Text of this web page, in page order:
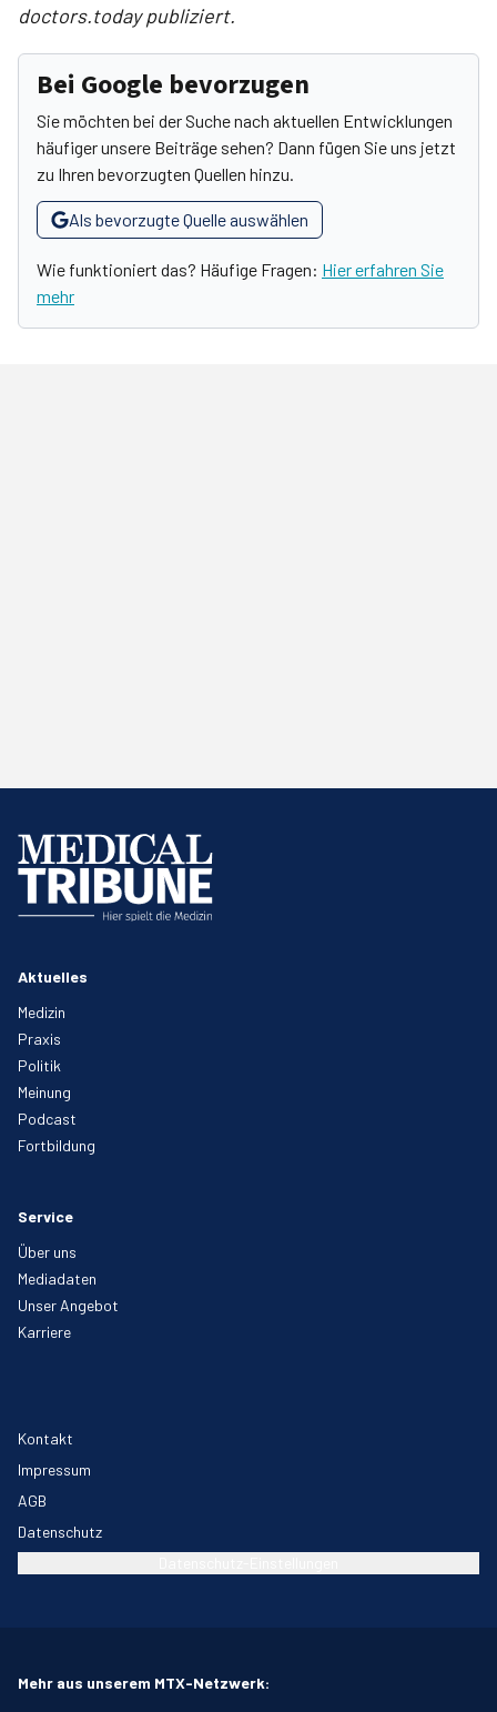
doctors.today publiziert.
Bei Google bevorzugen
Sie möchten bei der Suche nach aktuellen Entwicklungen
häufiger unsere Beiträge sehen? Dann fügen Sie uns jetzt
zu Ihren bevorzugten Quellen hinzu.
Als bevorzugte Quelle auswählen
Wie funktioniert das? Häufige Fragen: Hier erfahren Sie
mehr
Aktuelles
Medizin
Praxis
Politik
Meinung
Podcast
Fortbildung
Service
Über uns
Mediadaten
Unser Angebot
Karriere
Kontakt
Impressum
AGB
Datenschutz
Mehr aus unserem MTX-Netzwerk: